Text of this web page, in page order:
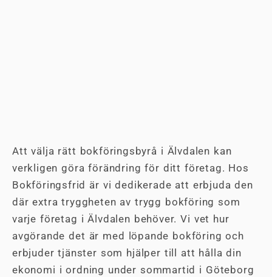
Att välja rätt bokföringsbyrå i Älvdalen kan
verkligen göra förändring för ditt företag. Hos
Bokföringsfrid är vi dedikerade att erbjuda den
där extra tryggheten av trygg bokföring som
varje företag i Älvdalen behöver. Vi vet hur
avgörande det är med löpande bokföring och
erbjuder tjänster som hjälper till att hålla din
ekonomi i ordning under sommartid i Göteborg